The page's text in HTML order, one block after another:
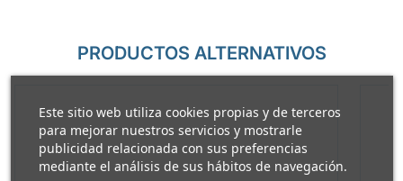
Este sitio web utiliza cookies propias y de terceros
para mejorar nuestros servicios y mostrarle
publicidad relacionada con sus preferencias
mediante el análisis de sus hábitos de navegación.
PRODUCTOS ALTERNATIVOS